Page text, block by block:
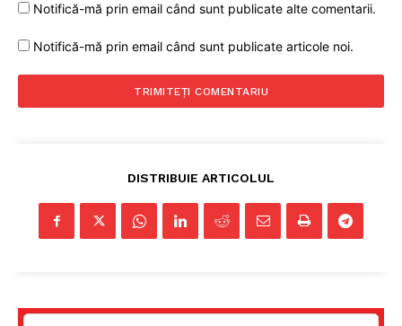
Notifică-mă prin email când sunt publicate alte comentarii.
Notifică-mă prin email când sunt publicate articole noi.
DISTRIBUIE ARTICOLUL